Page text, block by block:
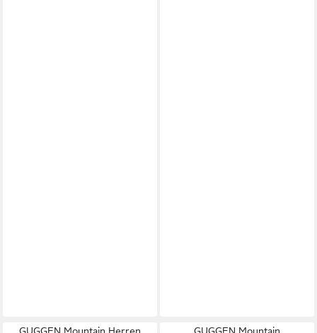
GUGGEN Mountain Herren
GUGGEN Mountain